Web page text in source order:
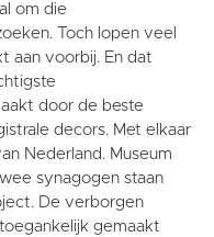
om die
Toch lopen veel
aan voorbij. En dat
door de beste
decors. Met elkaar
Nederland. Museum
synagogen staan
De verborgen
gemaakt